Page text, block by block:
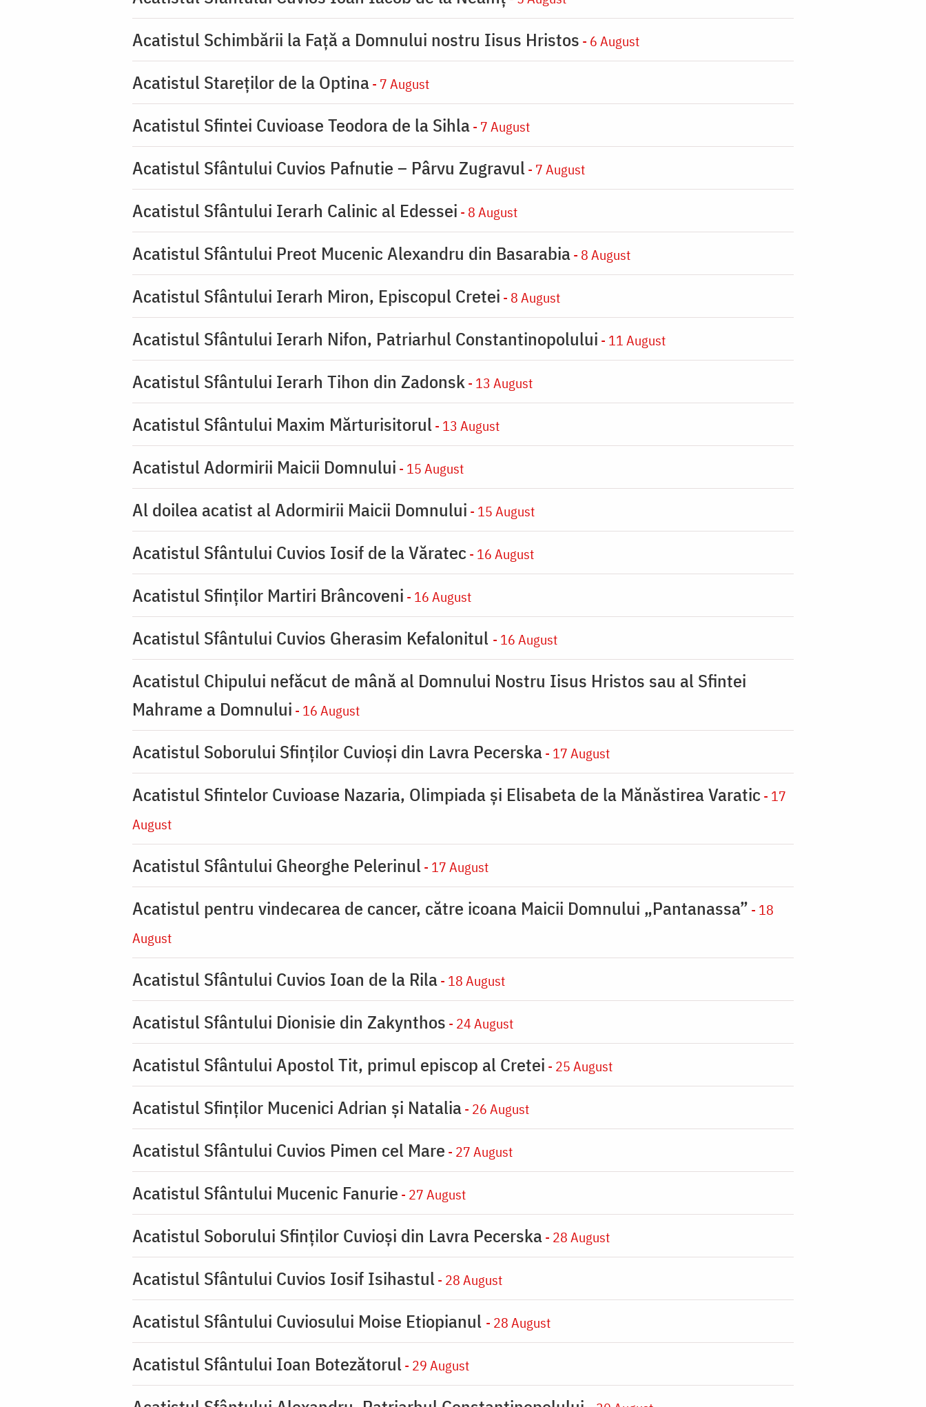
Acatistul Schimbării la Faţă a Domnului nostru Iisus Hristos - 6 August
Acatistul Stareţilor de la Optina- 7 August
Acatistul Sfintei Cuvioase Teodora de la Sihla- 7 August
Acatistul Sfântului Cuvios Pafnutie – Pârvu Zugravul - 7 August
Acatistul Sfântului Ierarh Calinic al Edessei - 8 August
Acatistul Sfântului Preot Mucenic Alexandru din Basarabia- 8 August
Acatistul Sfântului Ierarh Miron, Episcopul Cretei - 8 August
Acatistul Sfântului Ierarh Nifon, Patriarhul Constantinopolului - 11 August
Acatistul Sfântului Ierarh Tihon din Zadonsk - 13 August
Acatistul Sfântului Maxim Mărturisitorul - 13 August
Acatistul Adormirii Maicii Domnului - 15 August
Al doilea acatist al Adormirii Maicii Domnului - 15 August
Acatistul Sfântului Cuvios Iosif de la Văratec - 16 August
Acatistul Sfinților Martiri Brâncoveni - 16 August
Acatistul Sfântului Cuvios Gherasim Kefalonitul - 16 August
Acatistul Chipului nefăcut de mână al Domnului Nostru Iisus Hristos sau al Sfintei
Mahrame a Domnului - 16 August
Acatistul Soborului Sfinților Cuvioși din Lavra Pecerska- 17 August
Acatistul Sfintelor Cuvioase Nazaria, Olimpiada și Elisabeta de la Mănăstirea Varatic - 17
August
Acatistul Sfântului Gheorghe Pelerinul - 17 August
Acatistul pentru vindecarea de cancer, către icoana Maicii Domnului „Pantanassa” - 18
August
Acatistul Sfântului Cuvios Ioan de la Rila- 18 August
Acatistul Sfântului Dionisie din Zakynthos - 24 August
Acatistul Sfântului Apostol Tit, primul episcop al Cretei - 25 August
Acatistul Sfinților Mucenici Adrian și Natalia- 26 August
Acatistul Sfântului Cuvios Pimen cel Mare - 27 August
Acatistul Sfântului Mucenic Fanurie - 27 August
Acatistul Soborului Sfinților Cuvioși din Lavra Pecerska- 28 August
Acatistul Sfântului Cuvios Iosif Isihastul - 28 August
Acatistul Sfântului Cuviosului Moise Etiopianul - 28 August
Acatistul Sfântului Ioan Botezătorul - 29 August